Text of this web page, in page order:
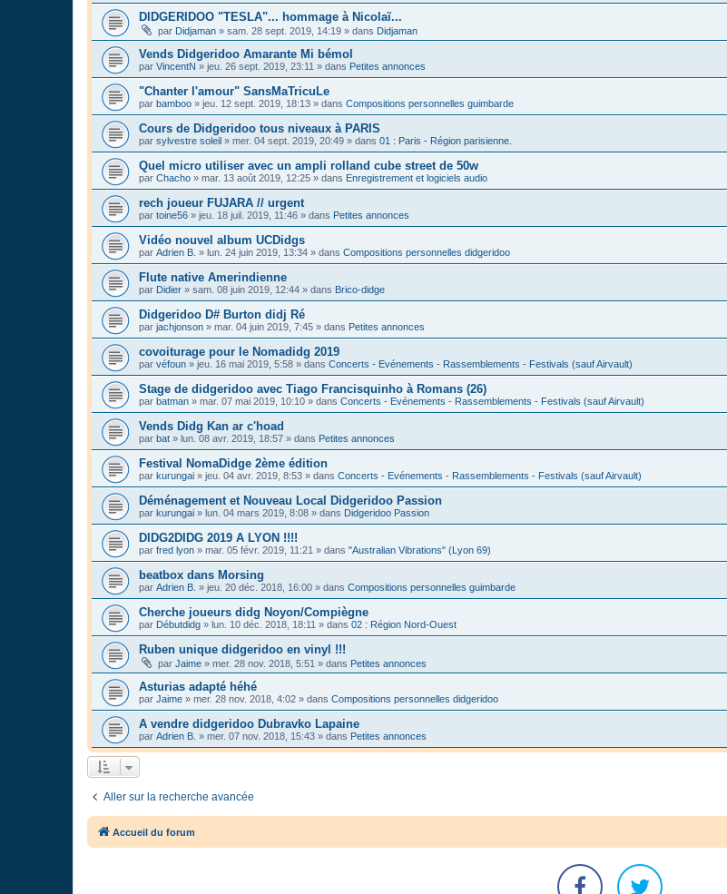
DIDGERIDOO "TESLA"... hommage à Nicolaï...
par Didjaman » sam. 28 sept. 2019, 14:19 » dans Didjaman
Vends Didgeridoo Amarante Mi bémol
par VincentN » jeu. 26 sept. 2019, 23:11 » dans Petites annonces
"Chanter l'amour" SansMaTricuLe
par bamboo » jeu. 12 sept. 2019, 18:13 » dans Compositions personnelles guimbarde
Cours de Didgeridoo tous niveaux à PARIS
par sylvestre soleil » mer. 04 sept. 2019, 20:49 » dans 01 : Paris - Région parisienne.
Quel micro utiliser avec un ampli rolland cube street de 50w
par Chacho » mar. 13 août 2019, 12:25 » dans Enregistrement et logiciels audio
rech joueur FUJARA // urgent
par toine56 » jeu. 18 juil. 2019, 11:46 » dans Petites annonces
Vidéo nouvel album UCDidgs
par Adrien B. » lun. 24 juin 2019, 13:34 » dans Compositions personnelles didgeridoo
Flute native Amerindienne
par Didier » sam. 08 juin 2019, 12:44 » dans Brico-didge
Didgeridoo D# Burton didj Ré
par jachjonson » mar. 04 juin 2019, 7:45 » dans Petites annonces
covoiturage pour le Nomadidg 2019
par véfoun » jeu. 16 mai 2019, 5:58 » dans Concerts - Evénements - Rassemblements - Festivals (sauf Airvault)
Stage de didgeridoo avec Tiago Francisquinho à Romans (26)
par batman » mar. 07 mai 2019, 10:10 » dans Concerts - Evénements - Rassemblements - Festivals (sauf Airvault)
Vends Didg Kan ar c'hoad
par bat » lun. 08 avr. 2019, 18:57 » dans Petites annonces
Festival NomaDidge 2ème édition
par kurungai » jeu. 04 avr. 2019, 8:53 » dans Concerts - Evénements - Rassemblements - Festivals (sauf Airvault)
Déménagement et Nouveau Local Didgeridoo Passion
par kurungai » lun. 04 mars 2019, 8:08 » dans Didgeridoo Passion
DIDG2DIDG 2019 A LYON !!!!
par fred lyon » mar. 05 févr. 2019, 11:21 » dans "Australian Vibrations" (Lyon 69)
beatbox dans Morsing
par Adrien B. » jeu. 20 déc. 2018, 16:00 » dans Compositions personnelles guimbarde
Cherche joueurs didg Noyon/Compiègne
par Débutdidg » lun. 10 déc. 2018, 18:11 » dans 02 : Région Nord-Ouest
Ruben unique didgeridoo en vinyl !!!
par Jaime » mer. 28 nov. 2018, 5:51 » dans Petites annonces
Asturias adapté héhé
par Jaime » mer. 28 nov. 2018, 4:02 » dans Compositions personnelles didgeridoo
A vendre didgeridoo Dubravko Lapaine
par Adrien B. » mer. 07 nov. 2018, 15:43 » dans Petites annonces
Aller sur la recherche avancée
Accueil du forum